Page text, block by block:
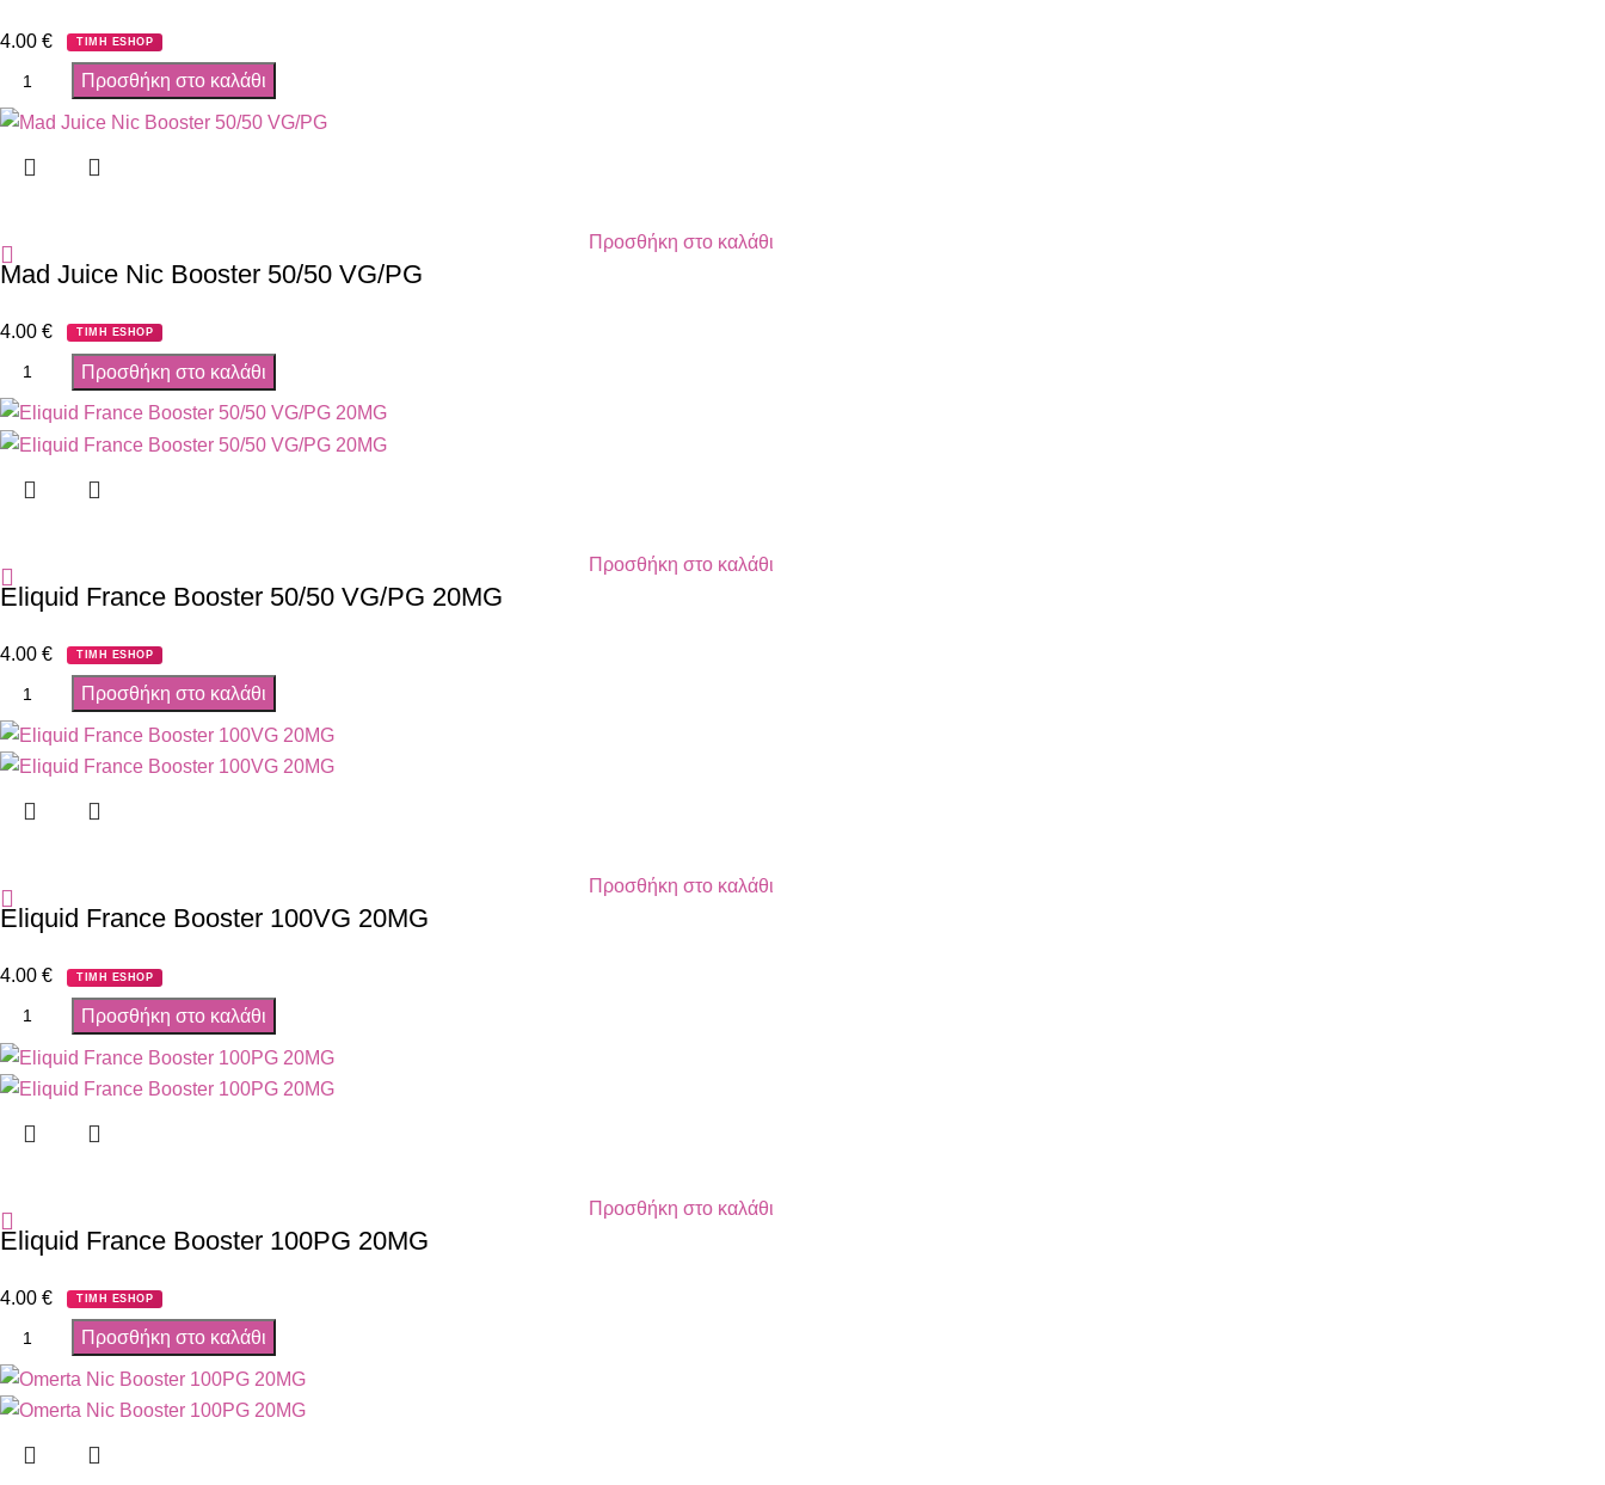
4.00 € ΤΙΜΗ ESHOP
Προσθήκη στο καλάθι
Προσθήκη στο καλάθι
Mad Juice Nic Booster 50/50 VG/PG
4.00 € ΤΙΜΗ ESHOP
Προσθήκη στο καλάθι
Προσθήκη στο καλάθι
Eliquid France Booster 50/50 VG/PG 20MG
4.00 € ΤΙΜΗ ESHOP
Προσθήκη στο καλάθι
Προσθήκη στο καλάθι
Eliquid France Booster 100VG 20MG
4.00 € ΤΙΜΗ ESHOP
Προσθήκη στο καλάθι
Προσθήκη στο καλάθι
Eliquid France Booster 100PG 20MG
4.00 € ΤΙΜΗ ESHOP
Προσθήκη στο καλάθι